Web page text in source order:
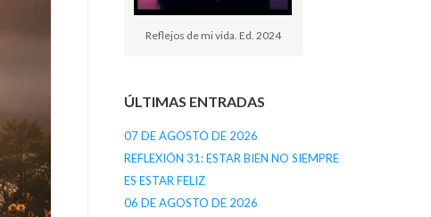
Reflejos de mi vida. Ed. 2024
ÚLTIMAS ENTRADAS
07 DE AGOSTO DE 2026
REFLEXIÓN 31: ESTAR BIEN NO SIEMPRE
ES ESTAR FELIZ
06 DE AGOSTO DE 2026